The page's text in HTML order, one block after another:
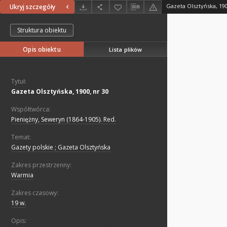
Ukryj szczegóły Gazeta Olsztyńska,
Struktura obiektu
Opis obiektu Lista plików
Tytuł:
Gazeta Olsztyńska, 1900, nr 30
Współtwórca:
Pieniężny, Seweryn (1864-1905). Red.
Temat:
Gazety polskie ; Gazeta Olsztyńska
Zakres przestrzenny:
Warmia
Zakres czasowy:
19 w.
Opis: